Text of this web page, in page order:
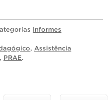
Informes
, Assistência
, PRAE.